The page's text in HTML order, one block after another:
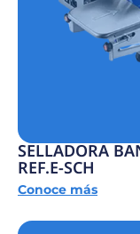
SELLADORA
REF.E-SCH
Conoce más